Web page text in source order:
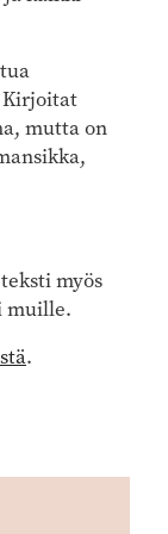
Kirjoitat
mutta on
myös
muille.
.